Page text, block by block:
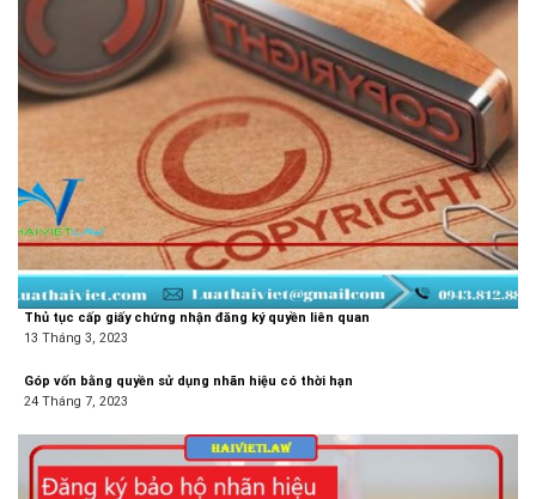
Thủ tục cấp giấy chứng nhận đăng ký quyền liên quan
13 Tháng 3, 2023
Góp vốn bằng quyền sử dụng nhãn hiệu có thời hạn
24 Tháng 7, 2023